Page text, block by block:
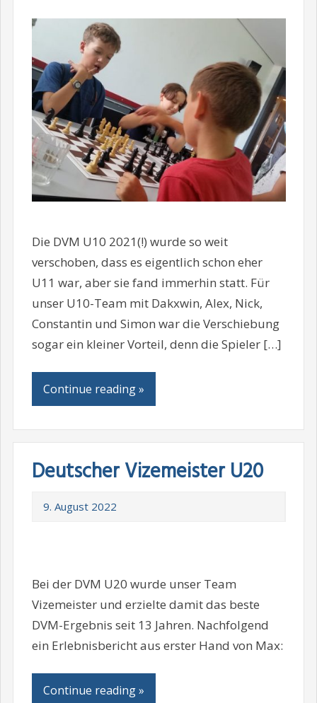
Die DVM U10 2021(!) wurde so weit
verschoben, dass es eigentlich schon eher
U11 war, aber sie fand immerhin statt. Für
unser U10-Team mit Dakxwin, Alex, Nick,
Constantin und Simon war die Verschiebung
sogar ein kleiner Vorteil, denn die Spieler […]
Continue reading »
Deutscher Vizemeister U20
9. August 2022
Bei der DVM U20 wurde unser Team
Vizemeister und erzielte damit das beste
DVM-Ergebnis seit 13 Jahren. Nachfolgend
ein Erlebnisbericht aus erster Hand von Max:
Continue reading »